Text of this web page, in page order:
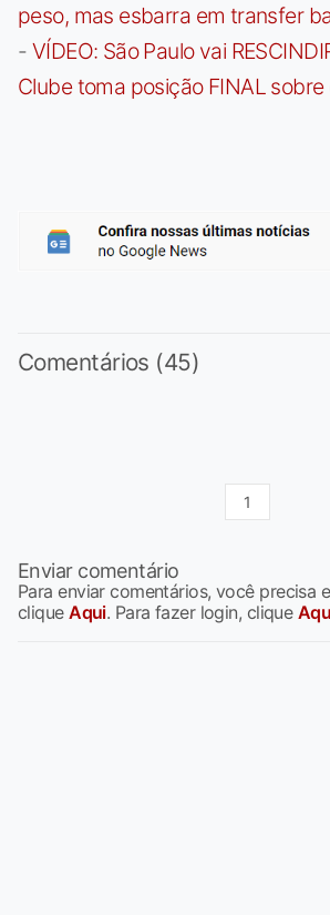
peso, mas esbarra em transfer
- VÍDEO: São Paulo vai
Clube toma posição FINAL sobre
Comentários (45)
1
Enviar comentário
Para enviar comentários, você precisa
cliqueAqui. Para fazer login, clique